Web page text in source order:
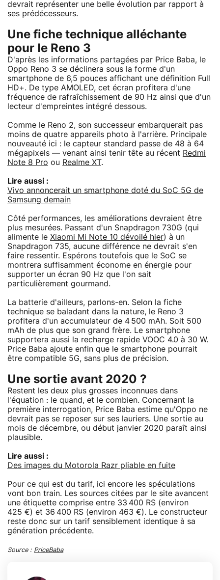
devrait représenter une belle évolution par rapport à
ses prédécesseurs.
Une fiche technique alléchante
pour le Reno 3
D'après les informations partagées par Price Baba, le
Oppo Reno 3 se déclinera sous la forme d'un
smartphone de 6,5 pouces affichant une définition Full
HD+. De type AMOLED, cet écran profitera d'une
fréquence de rafraîchissement de 90 Hz ainsi que d'un
lecteur d'empreintes intégré dessous.
Comme le Reno 2, son successeur embarquerait pas
moins de quatre appareils photo à l'arrière. Principale
nouveauté ici : le capteur standard passe de 48 à 64
mégapixels — venant ainsi tenir tête au récent Redmi
Note 8 Pro ou Realme XT.
Lire aussi :
Vivo annoncerait un smartphone doté du SoC 5G de
Samsung demain
Côté performances, les améliorations devraient être
plus mesurées. Passant d'un Snapdragon 730G (qui
alimente le Xiaomi Mi Note 10 dévoilé hier) à un
Snapdragon 735, aucune différence ne devrait s'en
faire ressentir. Espérons toutefois que le SoC se
montrera suffisamment économe en énergie pour
supporter un écran 90 Hz que l'on sait
particulièrement gourmand.
La batterie d'ailleurs, parlons-en. Selon la fiche
technique se baladant dans la nature, le Reno 3
profitera d'un accumulateur de 4 500 mAh. Soit 500
mAh de plus que son grand frère. Le smartphone
supportera aussi la recharge rapide VOOC 4.0 à 30 W.
Price Baba ajoute enfin que le smartphone pourrait
être compatible 5G, sans plus de précision.
Une sortie avant 2020 ?
Restent les deux plus grosses inconnues dans
l'équation : le quand, et le combien. Concernant la
première interrogation, Price Baba estime qu'Oppo ne
devrait pas se reposer sur ses lauriers. Une sortie au
mois de décembre, ou début janvier 2020 paraît ainsi
plausible.
Lire aussi :
Des images du Motorola Razr pliable en fuite
Pour ce qui est du tarif, ici encore les spéculations
vont bon train. Les sources citées par le site avancent
une étiquette comprise entre 33 400 RS (environ
425 €) et 36 400 RS (environ 463 €). Le constructeur
reste donc sur un tarif sensiblement identique à sa
génération précédente.
Source : PriceBaba